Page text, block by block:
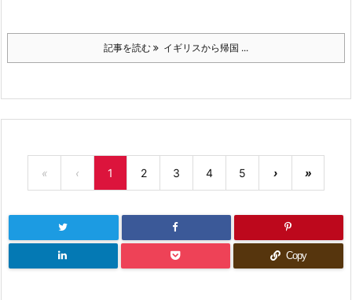
記事を読む イギリスから帰国 ...
« ‹ 1 2 3 4 5 › »
Copy